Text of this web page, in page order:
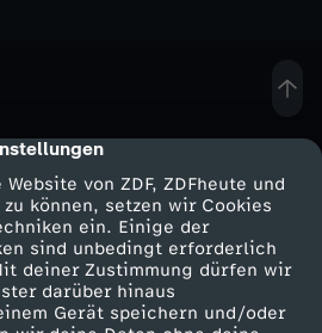
von ZDF, ZDFheute und
können, setzen wir Cookies
ein. Einige der
sind unbedingt erforderlich
deiner Zustimmung dürfen wir
darüber hinaus
Gerät speichern und/oder
Service
ZDFmitreden